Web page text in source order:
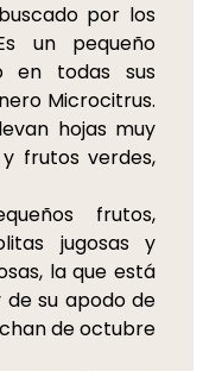
por los
un pequeño
en todas sus
Microcitrus.
hojas muy
frutos verdes,
frutos,
jugosas y
la que está
su apodo de
de octubre